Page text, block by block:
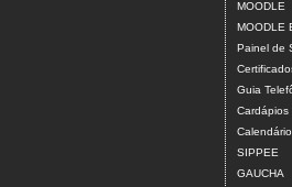
MOODLE
MOODLE
Painel de
Guia
Cardápios
SIPPEE
GAUCHA